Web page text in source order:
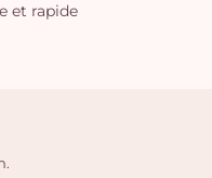
et rapide